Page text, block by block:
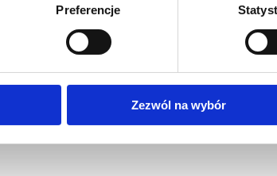
Preferencje
Zezwól na wybór
kształty na różne
Nie zatrzymują
wyposażenia wnętrz.